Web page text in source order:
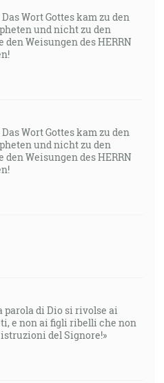
Wort Gottes kam zu den
und nicht zu den
Weisungen des HERRN
Wort Gottes kam zu den
und nicht zu den
Weisungen des HERRN
parola di Dio si rivolse ai
e non ai figli ribelli che non
del Signore!»